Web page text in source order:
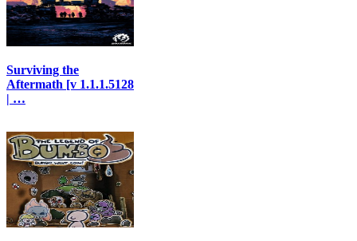
Surviving the
Aftermath [v 1.1.1.5128
| …